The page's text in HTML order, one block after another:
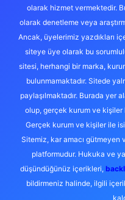
olarak hizmet vermektedir.
olarak denetleme veya
Ancak, üyelerimiz yazdıkları
siteye üye olarak bu
sitesi, herhangi bir marka,
bulunmamaktadır. Sitede
paylaşılmaktadır. Burada yer
olup, gerçek kurum ve kişiler
Gerçek kurum ve kişiler ile
Sitemiz, kar amacı gütmeyen
platformudur. Hukuka ve
düşündüğünüz içerikleri,
bildirmeniz halinde, ilgili